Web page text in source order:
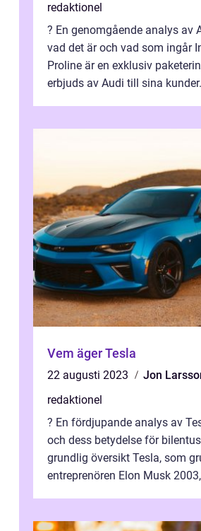
redaktionel
? En genomgående analys av
vad det är och vad som ingår
Proline är en exklusiv
erbjuds av Audi till sina
Vem äger Tesla
22 augusti 2023
Jon
redaktionel
? En fördjupande analys av
och dess betydelse för
grundlig översikt Tesla, som
entreprenören Elon Musk